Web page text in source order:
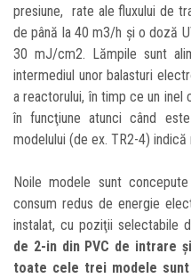
presiune, rate ale fluxului de
de până la 40 m3/h şi o doză
30 mJ/cm2. Lămpile sunt
intermediul unor balasturi
a reactorului, în timp ce un
în funcţiune atunci când
modelului (de ex. TR2-4)
Noile modele sunt
consum redus de energie
instalat, cu poziţii selectabile
de 2-in din PVC de intrare
toate cele trei modele